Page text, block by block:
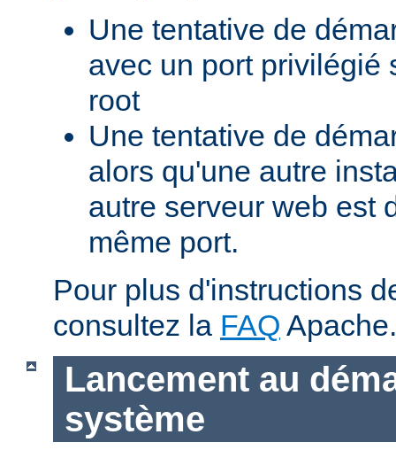
Une tentative de
avec un port privilégié
root
Une tentative de
alors qu'une autre
autre serveur web est
même port.
Pour plus d'instructions
consultez la FAQ Apache.
Lancement au
système